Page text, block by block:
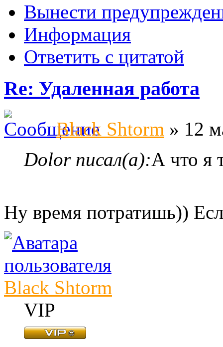
Вынести
Информация
Ответить с цитатой
Re: Удаленная работа
Black Shtorm » 12
Dolor писал(а):А что я
Ну время потратишь))
Black Shtorm
VIP